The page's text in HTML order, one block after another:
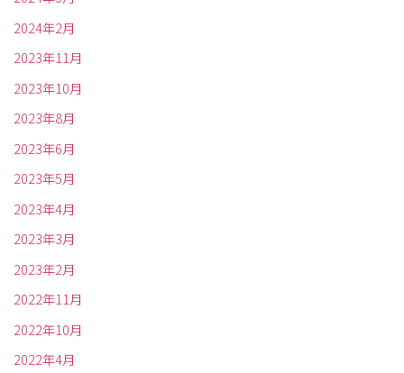
2024年2月
2023年11月
2023年10月
2023年8月
2023年6月
2023年5月
2023年4月
2023年3月
2023年2月
2022年11月
2022年10月
2022年4月